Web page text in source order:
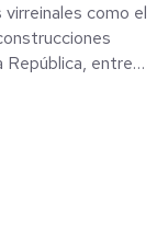
como el
República, entre